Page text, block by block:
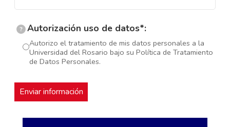
? Autorización uso de datos*:
Autorizo el tratamiento de mis datos personales a la
Universidad del Rosario bajo su Política de Tratamiento
de Datos Personales.